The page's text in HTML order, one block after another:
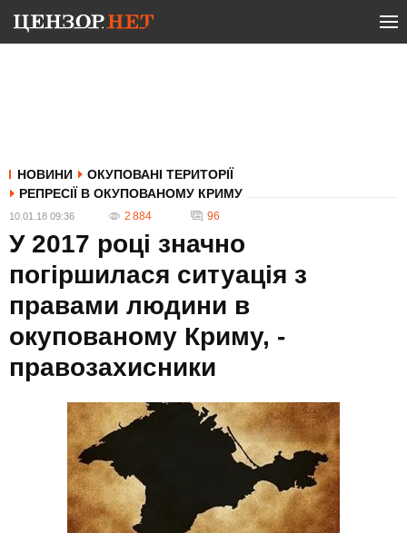
НОВИНИ
ОКУПОВАНІ ТЕРИТОРІЇ
РЕПРЕСІЇ В ОКУПОВАНОМУ КРИМУ
10.01.18 09:36 2 884 96
У 2017 році значно
погіршилася ситуація з
правами людини в
окупованому Криму, -
правозахисники